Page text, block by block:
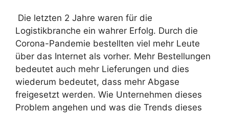
Die letzten 2 Jahre waren für die
Logistikbranche ein wahrer Erfolg. Durch die
Corona-Pandemie bestellten viel mehr Leute
über das Internet als vorher. Mehr Bestellungen
bedeutet auch mehr Lieferungen und dies
wiederum bedeutet, dass mehr Abgase
freigesetzt werden. Wie Unternehmen dieses
Problem angehen und was die Trends dieses